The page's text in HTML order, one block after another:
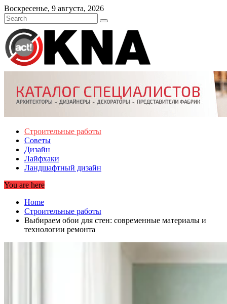
Skip
to
content
Воскресенье, 9 августа, 2026
Строительные работы
Советы
Дизайн
Лайфхаки
Ландшафтный дизайн
You are here
Home
Строительные работы
Выбираем обои для стен: современные материалы и
технологии ремонта